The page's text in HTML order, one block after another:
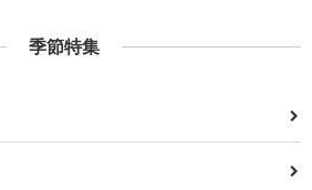
季節特集